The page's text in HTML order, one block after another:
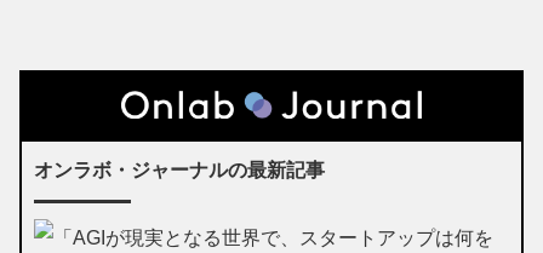
オンラボ・ジャーナルの最新記事